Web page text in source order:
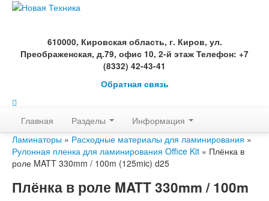
610000, Кировская область, г. Киров, ул.
Преображенская, д.79, офис 10, 2-й этаж Телефон: +7
(8332) 42-43-41
Обратная связь
Главная Разделы
Информация
Ламинаторы » Расходные материалы для ламинирования »
Рулонная пленка для ламинирования Office Kit » Плёнка в
роле MATT 330mm / 100m (125mic) d25
Плёнка в роле MATT 330mm / 100m